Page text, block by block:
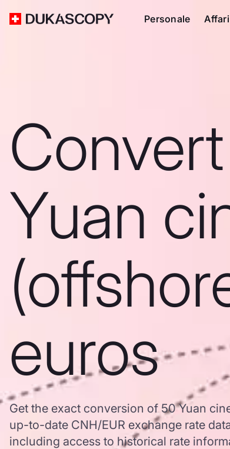
Personale Affari
Yuan
euros
Get the exact conversion of 50 Yuan
up-to-date CNH/EUR exchange rate
including access to historical rate